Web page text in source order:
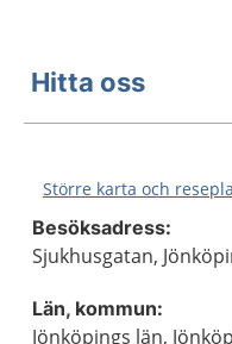
Hitta oss
Större karta och
Besöksadress:
Sjukhusgatan,
Län, kommun:
Jönköpings län,